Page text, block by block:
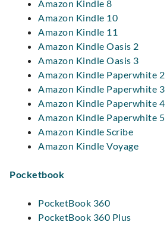
Amazon Kindle 8
Amazon Kindle 10
Amazon Kindle 11
Amazon Kindle Oasis 2
Amazon Kindle Oasis 3
Amazon Kindle Paperwhite 2
Amazon Kindle Paperwhite 3
Amazon Kindle Paperwhite 4
Amazon Kindle Paperwhite 5
Amazon Kindle Scribe
Amazon Kindle Voyage
Pocketbook
PocketBook 360
PocketBook 360 Plus